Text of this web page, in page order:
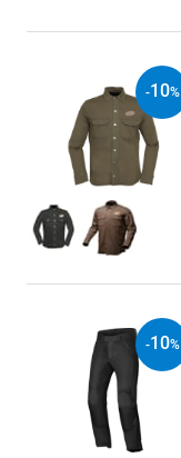
-10%
-10%